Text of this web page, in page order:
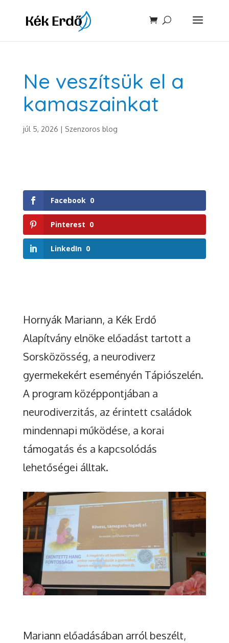
Ne veszítsük el a
kamaszainkat
júl 5, 2026 | Szenzoros blog
Facebook 0
Pinterest 0
LinkedIn 0
Hornyák Mariann, a Kék Erdő
Alapítvány elnöke előadást tartott a
Sorsközösség, a neurodiverz
gyermekekért eseményén Tápiószelén.
A program középpontjában a
neurodiverzitás, az érintett családok
mindennapi működése, a korai
támogatás és a kapcsolódás
lehetőségei álltak.
Mariann előadásában arról beszélt,